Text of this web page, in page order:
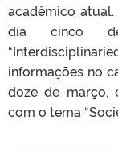
acadêmico
dia cinco
informações no
doze de março,
com o tema